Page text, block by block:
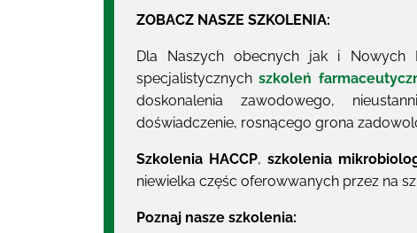
ZOBACZ NASZE SZKOLENIA:
Dla Naszych obecnych jak i Nowych
specjalistycznychszkoleń
doskonalenia zawodowego,
doświadczenie, rosnącego grona
Szkolenia HACCP,szkolenia
niewielka częśc oferowwanych przez na
Poznaj nasze szkolenia: